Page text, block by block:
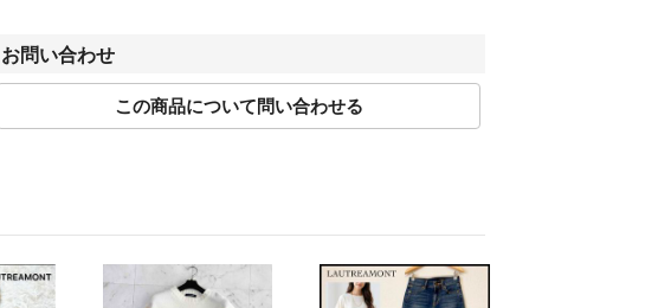
※商品に関するお問合せの際は該当商品の「管理番号」をお伝えくだ
さい。
■値下げ交渉
値下げ時、値下げ後の専用対応は原則行なっておりません。
お問い合わせ
この商品について問い合わせる